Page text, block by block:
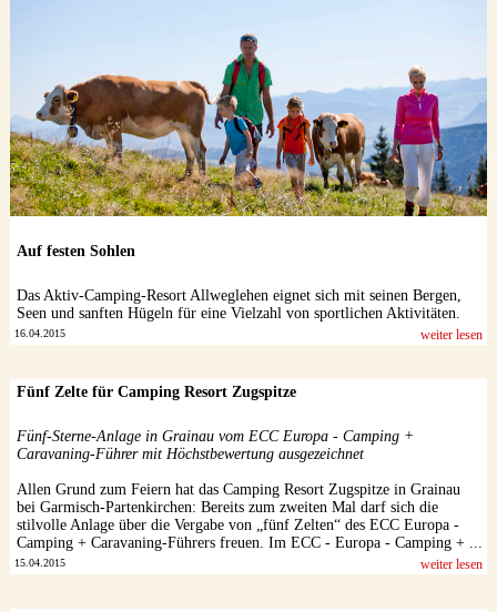
Auf festen Sohlen
Das Aktiv-Camping-Resort Allweglehen eignet sich mit seinen Bergen,
Seen und sanften Hügeln für eine Vielzahl von sportlichen Aktivitäten.
16.04.2015 weiter lesen
Fünf Zelte für Camping Resort Zugspitze
Fünf-Sterne-Anlage in Grainau vom ECC Europa - Camping +
Caravaning-Führer mit Höchstbewertung ausgezeichnet
Allen Grund zum Feiern hat das Camping Resort Zugspitze in Grainau
bei Garmisch-Partenkirchen: Bereits zum zweiten Mal darf sich die
stilvolle Anlage über die Vergabe von „fünf Zelten“ des ECC Europa -
Camping + Caravaning-Führers freuen. Im ECC - Europa - Camping + ...
15.04.2015 weiter lesen